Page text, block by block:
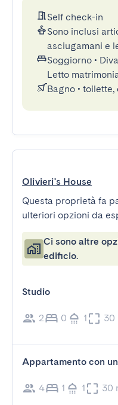
Self check-in
Sono inclusi
asciugamani e
Soggiorno •
Letto
Bagno • toilette,
Olivieri's House
Questa proprietà fa
ulteriori opzioni da
Ci sono altre
edificio.
Studio
2 0 1 30
Appartamento con
4 1 1 30